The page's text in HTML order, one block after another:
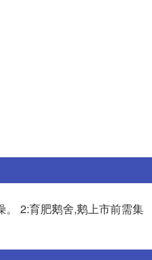
2:育肥鹅舍,鹅上市前需集